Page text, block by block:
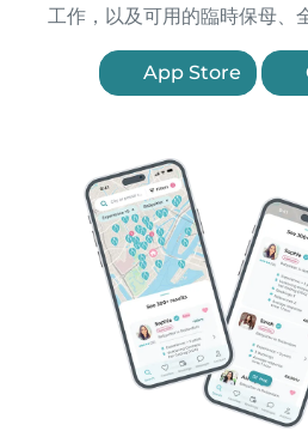
工作，以及可用的臨時保母、
App Store